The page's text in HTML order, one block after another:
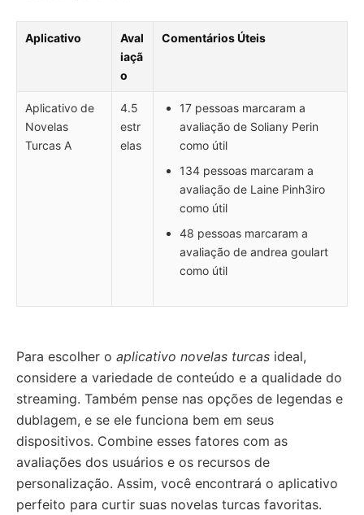
Aplicativo
Aval
iaçã
o
Comentários Úteis
Aplicativo de
Novelas
Turcas A
4.5
estr
elas
17 pessoas marcaram a
avaliação de Soliany Perin
como útil
134 pessoas marcaram a
avaliação de Laine Pinh3iro
como útil
48 pessoas marcaram a
avaliação de andrea goulart
como útil
Para escolher o aplicativo novelas turcas ideal,
considere a variedade de conteúdo e a qualidade do
streaming. Também pense nas opções de legendas e
dublagem, e se ele funciona bem em seus
dispositivos. Combine esses fatores com as
avaliações dos usuários e os recursos de
personalização. Assim, você encontrará o aplicativo
perfeito para curtir suas novelas turcas favoritas.